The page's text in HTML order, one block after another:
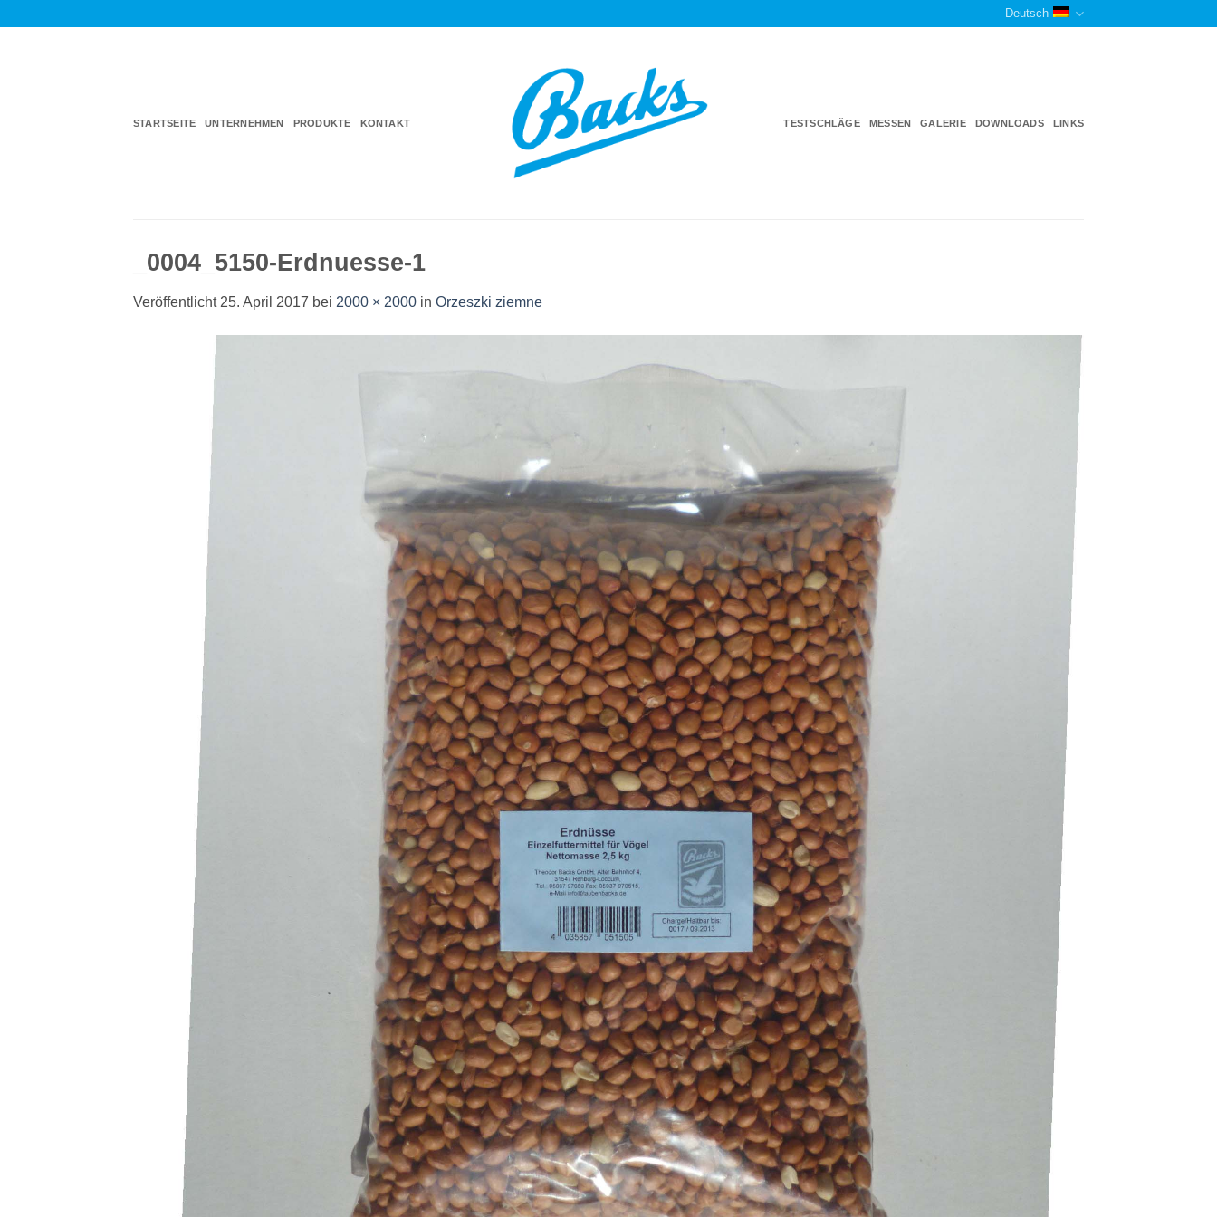
Deutsch
STARTSEITE UNTERNEHMEN PRODUKTE KONTAKT TESTSCHLÄGE MESSEN GALERIE DOWNLOADS LINKS
_0004_5150-Erdnuesse-1
Veröffentlicht 25. April 2017 bei 2000 × 2000 in Orzeszki ziemne